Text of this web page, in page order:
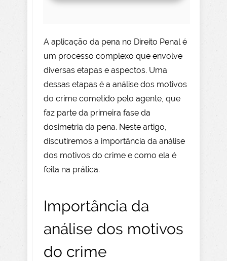
A aplicação da pena no Direito Penal é
um processo complexo que envolve
diversas etapas e aspectos. Uma
dessas etapas é a análise dos motivos
do crime cometido pelo agente, que
faz parte da primeira fase da
dosimetria da pena. Neste artigo,
discutiremos a importância da análise
dos motivos do crime e como ela é
feita na prática.
Importância da
análise dos motivos
do crime